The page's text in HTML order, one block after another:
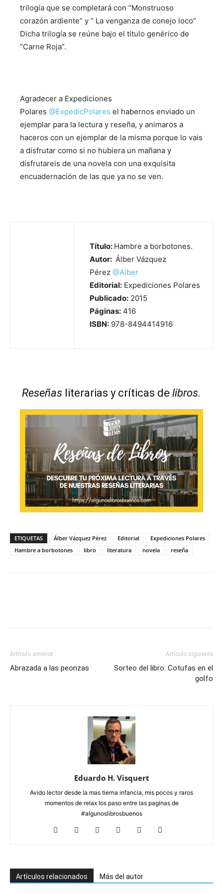
trilogía que se completará con “Monstruoso
corazón ardiente” y “ La venganza de conejo loco”
Dicha trilogía se reúne bajo el título genérico de
“Carne Roja”.
Agradecer a Expediciones
Polares @ExpedicPolares el habernos enviado un
ejemplar para la lectura y reseña, y animaros a
haceros con un ejemplar de la misma porque lo vais
a disfrutar como si no hubiera un mañana y
disfrutareis de una novela con una exquisita
encuadernación de las que ya no se ven.
Título: Hambre a borbotones.
Autor: Álber Vázquez
Pérez @Alber
Editorial: Expediciones Polares
Publicado: 2015
Páginas: 416
ISBN: 978-8494414916
Reseñas literarias y críticas de libros.
ETIQUETAS Álber Vázquez Pérez Editorial
Expediciones Polares
Hambre a borbotones
libro literatura novela reseña
Artículo anterior
Abrazada a las peonzas
Artículo siguiente
Sorteo del libro: Cotufas en el
golfo
Eduardo H. Visquert
Avido lector desde la mas tierna infancia, mis pocos y raros
momentos de relax los paso entre las paginas de
#algunoslibrosbuenos
Artículos relacionados Más del autor